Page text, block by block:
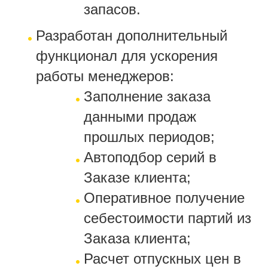
запасов.
Разработан дополнительный
функционал для ускорения
работы менеджеров:
Заполнение заказа
данными продаж
прошлых периодов;
Автоподбор серий в
Заказе клиента;
Оперативное получение
себестоимости партий из
Заказа клиента;
Расчет отпускных цен в